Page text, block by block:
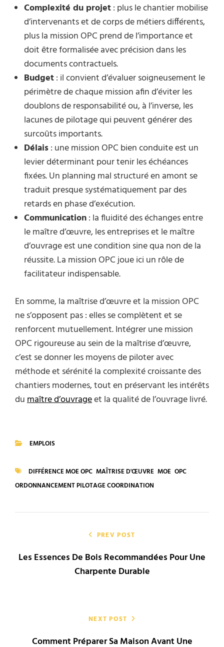
Complexité du projet: plus le chantier mobilise
d’intervenants et de corps de métiers différents,
plus la mission OPC prend de l’importance et
doit être formalisée avec précision dans les
documents contractuels.
Budget: il convient d’évaluer soigneusement le
périmètre de chaque mission afin d’éviter les
doublons de responsabilité ou, à l’inverse, les
lacunes de pilotage qui peuvent générer des
surcoûts importants.
Délais: une mission OPC bien conduite est un
levier déterminant pour tenir les échéances
fixées. Un planning mal structuré en amont se
traduit presque systématiquement par des
retards en phase d’exécution.
Communication: la fluidité des échanges entre
le maître d’œuvre, les entreprises et le maître
d’ouvrage est une condition sine qua non de la
réussite. La mission OPC joue ici un rôle de
facilitateur indispensable.
En somme, la maîtrise d’œuvre et la mission OPC
ne s’opposent pas : elles se complètent et se
renforcent mutuellement. Intégrer une mission
OPC rigoureuse au sein de la maîtrise d’œuvre,
c’est se donner les moyens de piloter avec
méthode et sérénité la complexité croissante des
chantiers modernes, tout en préservant les intérêts
dumaître d’ouvrageet la qualité de l’ouvrage livré.
EMPLOIS
TAGS
DIFFÉRENCE MOE OPC MAÎTRISE D'ŒUVRE MOE OPC
ORDONNANCEMENT PILOTAGE COORDINATION
l’article
PREV POST
Les Essences De Bois Recommandées Pour Une
Charpente Durable
NEXT POST
Comment Préparer Sa Maison Avant Une